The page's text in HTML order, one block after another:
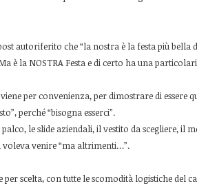
autoriferito che “la nostra è la festa più bella
è la NOSTRA Festa e di certo ha una
viene per convenienza, per dimostrare di
perché “bisogna esserci”.
palco, le slide aziendali, il vestito da scegliere, il
venire “ma altrimenti…”.
per scelta, con tutte le scomodità logistiche del